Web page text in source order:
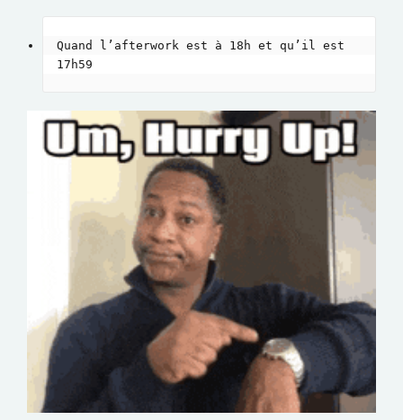
Quand l’afterwork est à 18h et qu’il est
17h59